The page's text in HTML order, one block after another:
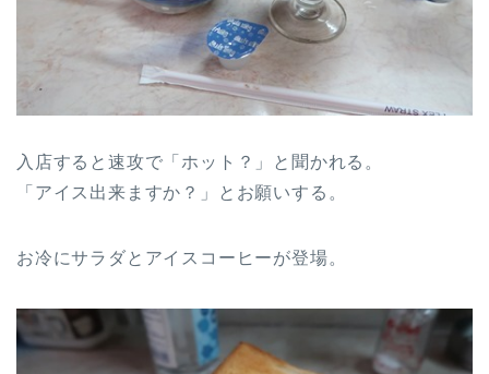
入店すると速攻で「ホット？」と聞かれる。
「アイス出来ますか？」とお願いする。
お冷にサラダとアイスコーヒーが登場。